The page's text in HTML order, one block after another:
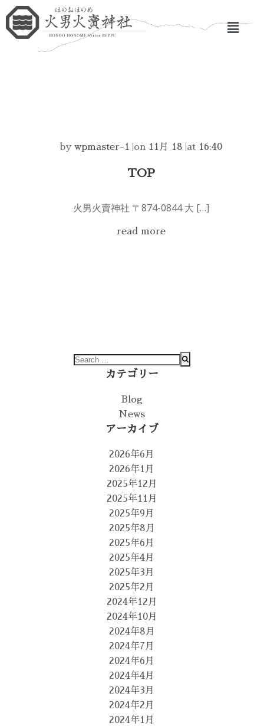
by wpmaster-1 on 11月 18 at 16:40
TOP
火男火賣神社 〒874-0844 大 […]
read more
カテゴリー
Blog
News
アーカイブ
2026年6月
2026年1月
2025年12月
2025年11月
2025年9月
2025年8月
2025年6月
2025年4月
2025年3月
2025年2月
2024年12月
2024年10月
2024年8月
2024年7月
2024年6月
2024年4月
2024年3月
2024年2月
2024年1月